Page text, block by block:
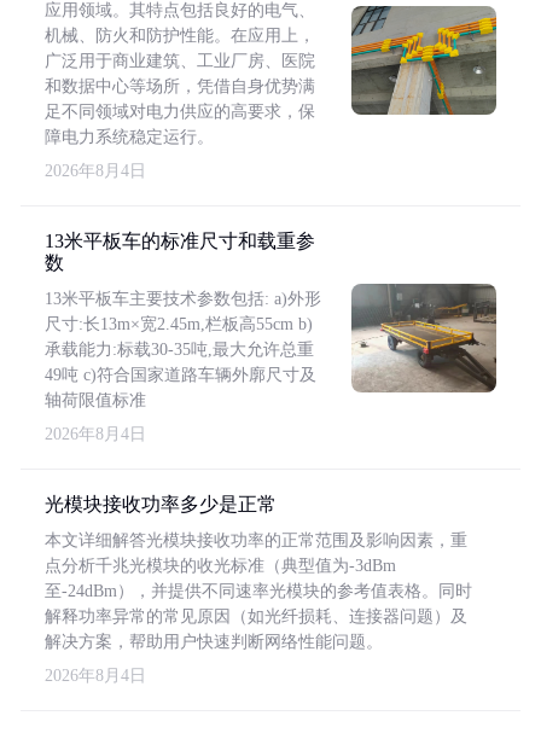
应用领域。其特点包括良好的电气、
机械、防火和防护性能。在应用上，
广泛用于商业建筑、工业厂房、医院
和数据中心等场所，凭借自身优势满
足不同领域对电力供应的高要求，保
障电力系统稳定运行。
2026年8月4日
13米平板车的标准尺寸和载重参
数
13米平板车主要技术参数包括: a)外形
尺寸:长13m×宽2.45m,栏板高55cm b)
承载能力:标载30-35吨,最大允许总重
49吨 c)符合国家道路车辆外廓尺寸及
轴荷限值标准
2026年8月4日
光模块接收功率多少是正常
本文详细解答光模块接收功率的正常范围及影响因素，重
点分析千兆光模块的收光标准（典型值为-3dBm
至-24dBm），并提供不同速率光模块的参考值表格。同时
解释功率异常的常见原因（如光纤损耗、连接器问题）及
解决方案，帮助用户快速判断网络性能问题。
2026年8月4日